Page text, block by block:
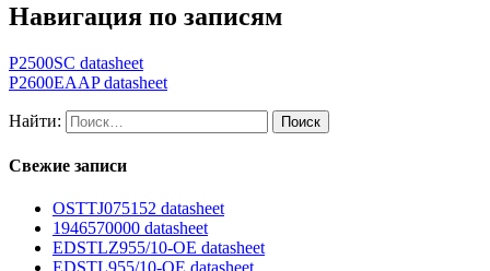
Навигация по записям
P2500SC datasheet
P2600EAAP datasheet
Найти:
Свежие записи
OSTTJ075152 datasheet
1946570000 datasheet
EDSTLZ955/10-OE datasheet